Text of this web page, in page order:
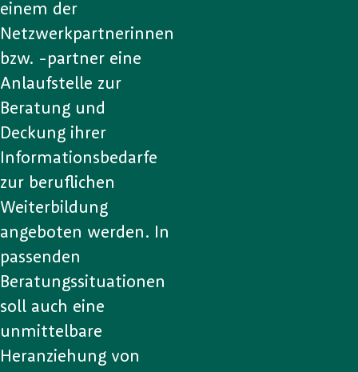
einem der
Netzwerkpartnerinnen
bzw. -partner eine
Anlaufstelle zur
Beratung und
Deckung ihrer
Informationsbedarfe
zur beruflichen
Weiterbildung
angeboten werden. In
passenden
Beratungssituationen
soll auch eine
unmittelbare
Heranziehung von